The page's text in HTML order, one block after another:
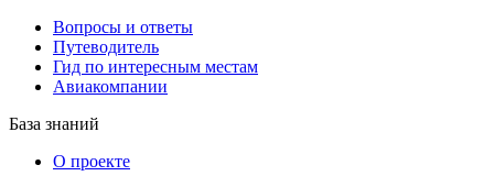
Вопросы и ответы
Путеводитель
Гид по интересным местам
Авиакомпании
База знаний
О проекте